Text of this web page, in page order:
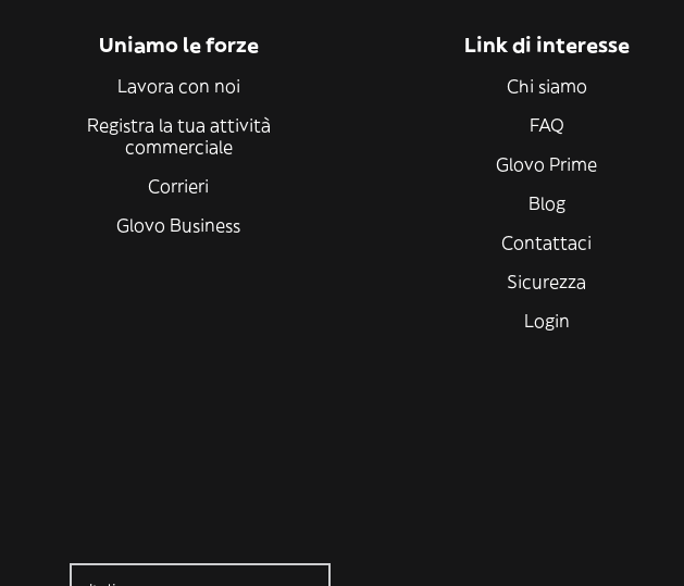
Uniamo le forze
Lavora con noi
Registra la tua attività
commerciale
Corrieri
Glovo Business
Link di interesse
Chi siamo
FAQ
Glovo Prime
Blog
Contattaci
Sicurezza
Login